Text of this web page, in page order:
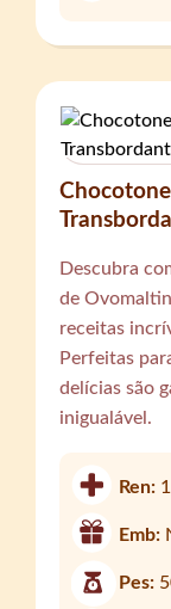
Descubra
de
receitas
Perfeitas
delícias são
inigualável.
Ren:
Emb:
Pes: